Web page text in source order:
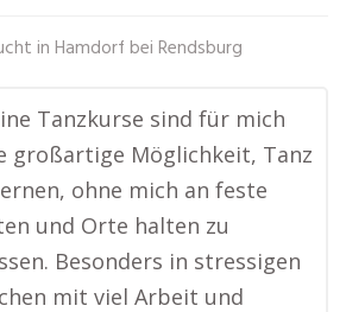
in Hamdorf bei Rendsburg
Tanzkurse sind für mich
großartige Möglichkeit, Tanz
ohne mich an feste
und Orte halten zu
Besonders in stressigen
mit viel Arbeit und